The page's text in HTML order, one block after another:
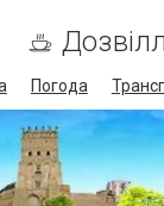
Погода